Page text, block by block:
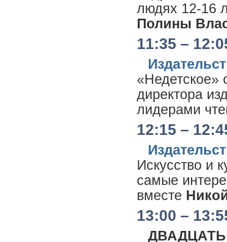
людях 12-16
Полины
11:35 –
«Недетское»
директора
лидерами
12:15 –
Искусство и
самые
вместе
13:00 –
ДВАДЦАТЬ